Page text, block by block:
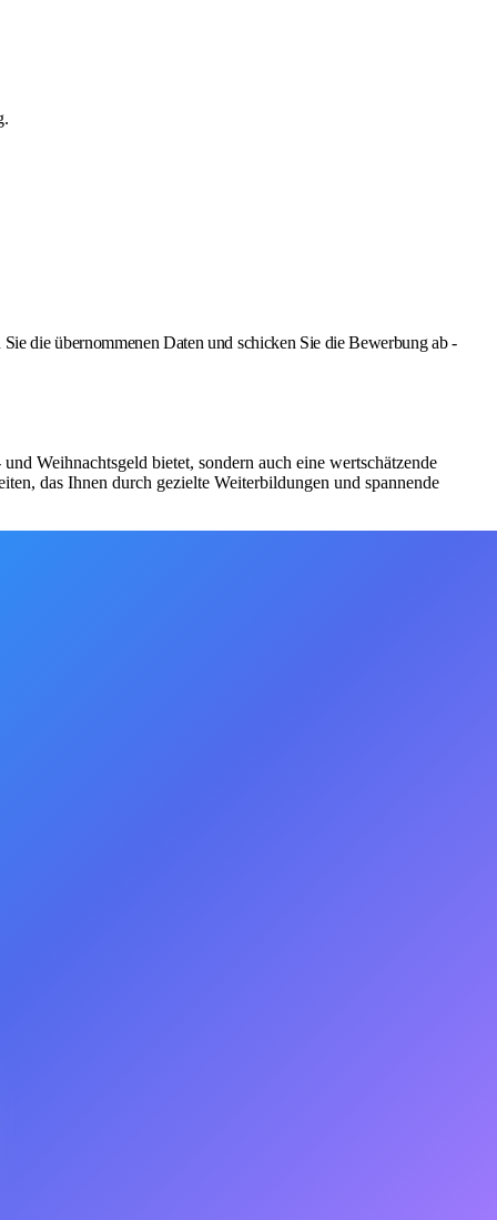
die übernommenen Daten und schicken Sie die Bewerbung ab -
Weihnachtsgeld bietet, sondern auch eine wertschätzende
das Ihnen durch gezielte Weiterbildungen und spannende